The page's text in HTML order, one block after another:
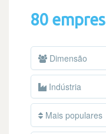
80
Dimensão
Indústria
Mais populares